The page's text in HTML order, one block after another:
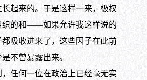
起来的。于是这样一来，极权
织的和——如果允许我这样说的
吸收进来了，这些因子在此前
不曾暴露出来。
何一位在政治上已经毫无实